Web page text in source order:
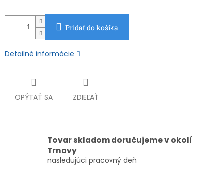
Pridať do košíka
Detailné informácie
OPÝTAŤ SA ZDIEĽAŤ
Tovar skladom doručujeme v okolí
Trnavy
nasledujúci pracovný deň